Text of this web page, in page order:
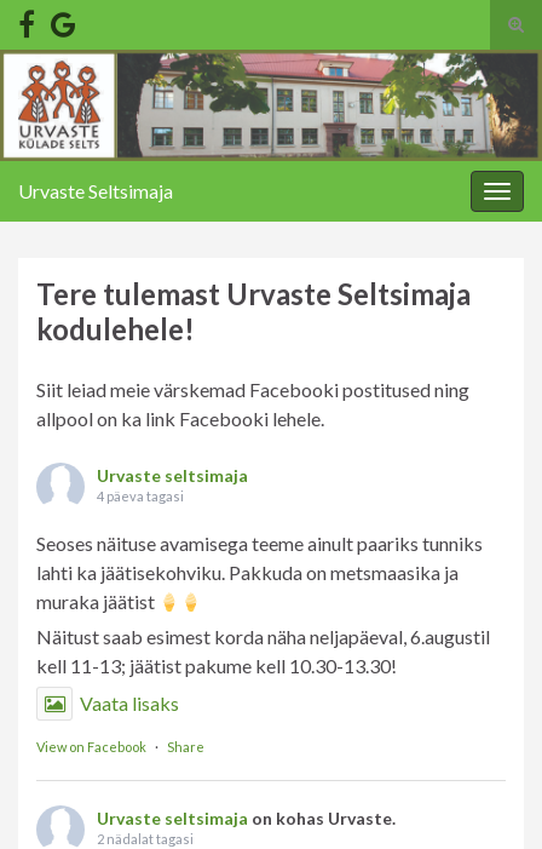
Search for:
Urvaste Seltsimaja
Tere tulemast Urvaste Seltsimaja
kodulehele!
Siit leiad meie värskemad Facebooki postitused ning
allpool on ka link Facebooki lehele.
Urvaste seltsimaja
4 päeva tagasi
Seoses näituse avamisega teeme ainult paariks tunniks
lahti ka jäätisekohviku. Pakkuda on metsmaasika ja
muraka jäätist
Näitust saab esimest korda näha neljapäeval, 6.augustil
kell 11-13; jäätist pakume kell 10.30-13.30!
Vaata lisaks
View on Facebook · Share
Urvaste seltsimaja on kohas Urvaste.
2 nädalat tagasi